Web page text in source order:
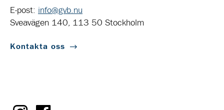
E-post: info@gvb.nu
Sveavägen 140, 113 50 Stockholm
Kontakta oss